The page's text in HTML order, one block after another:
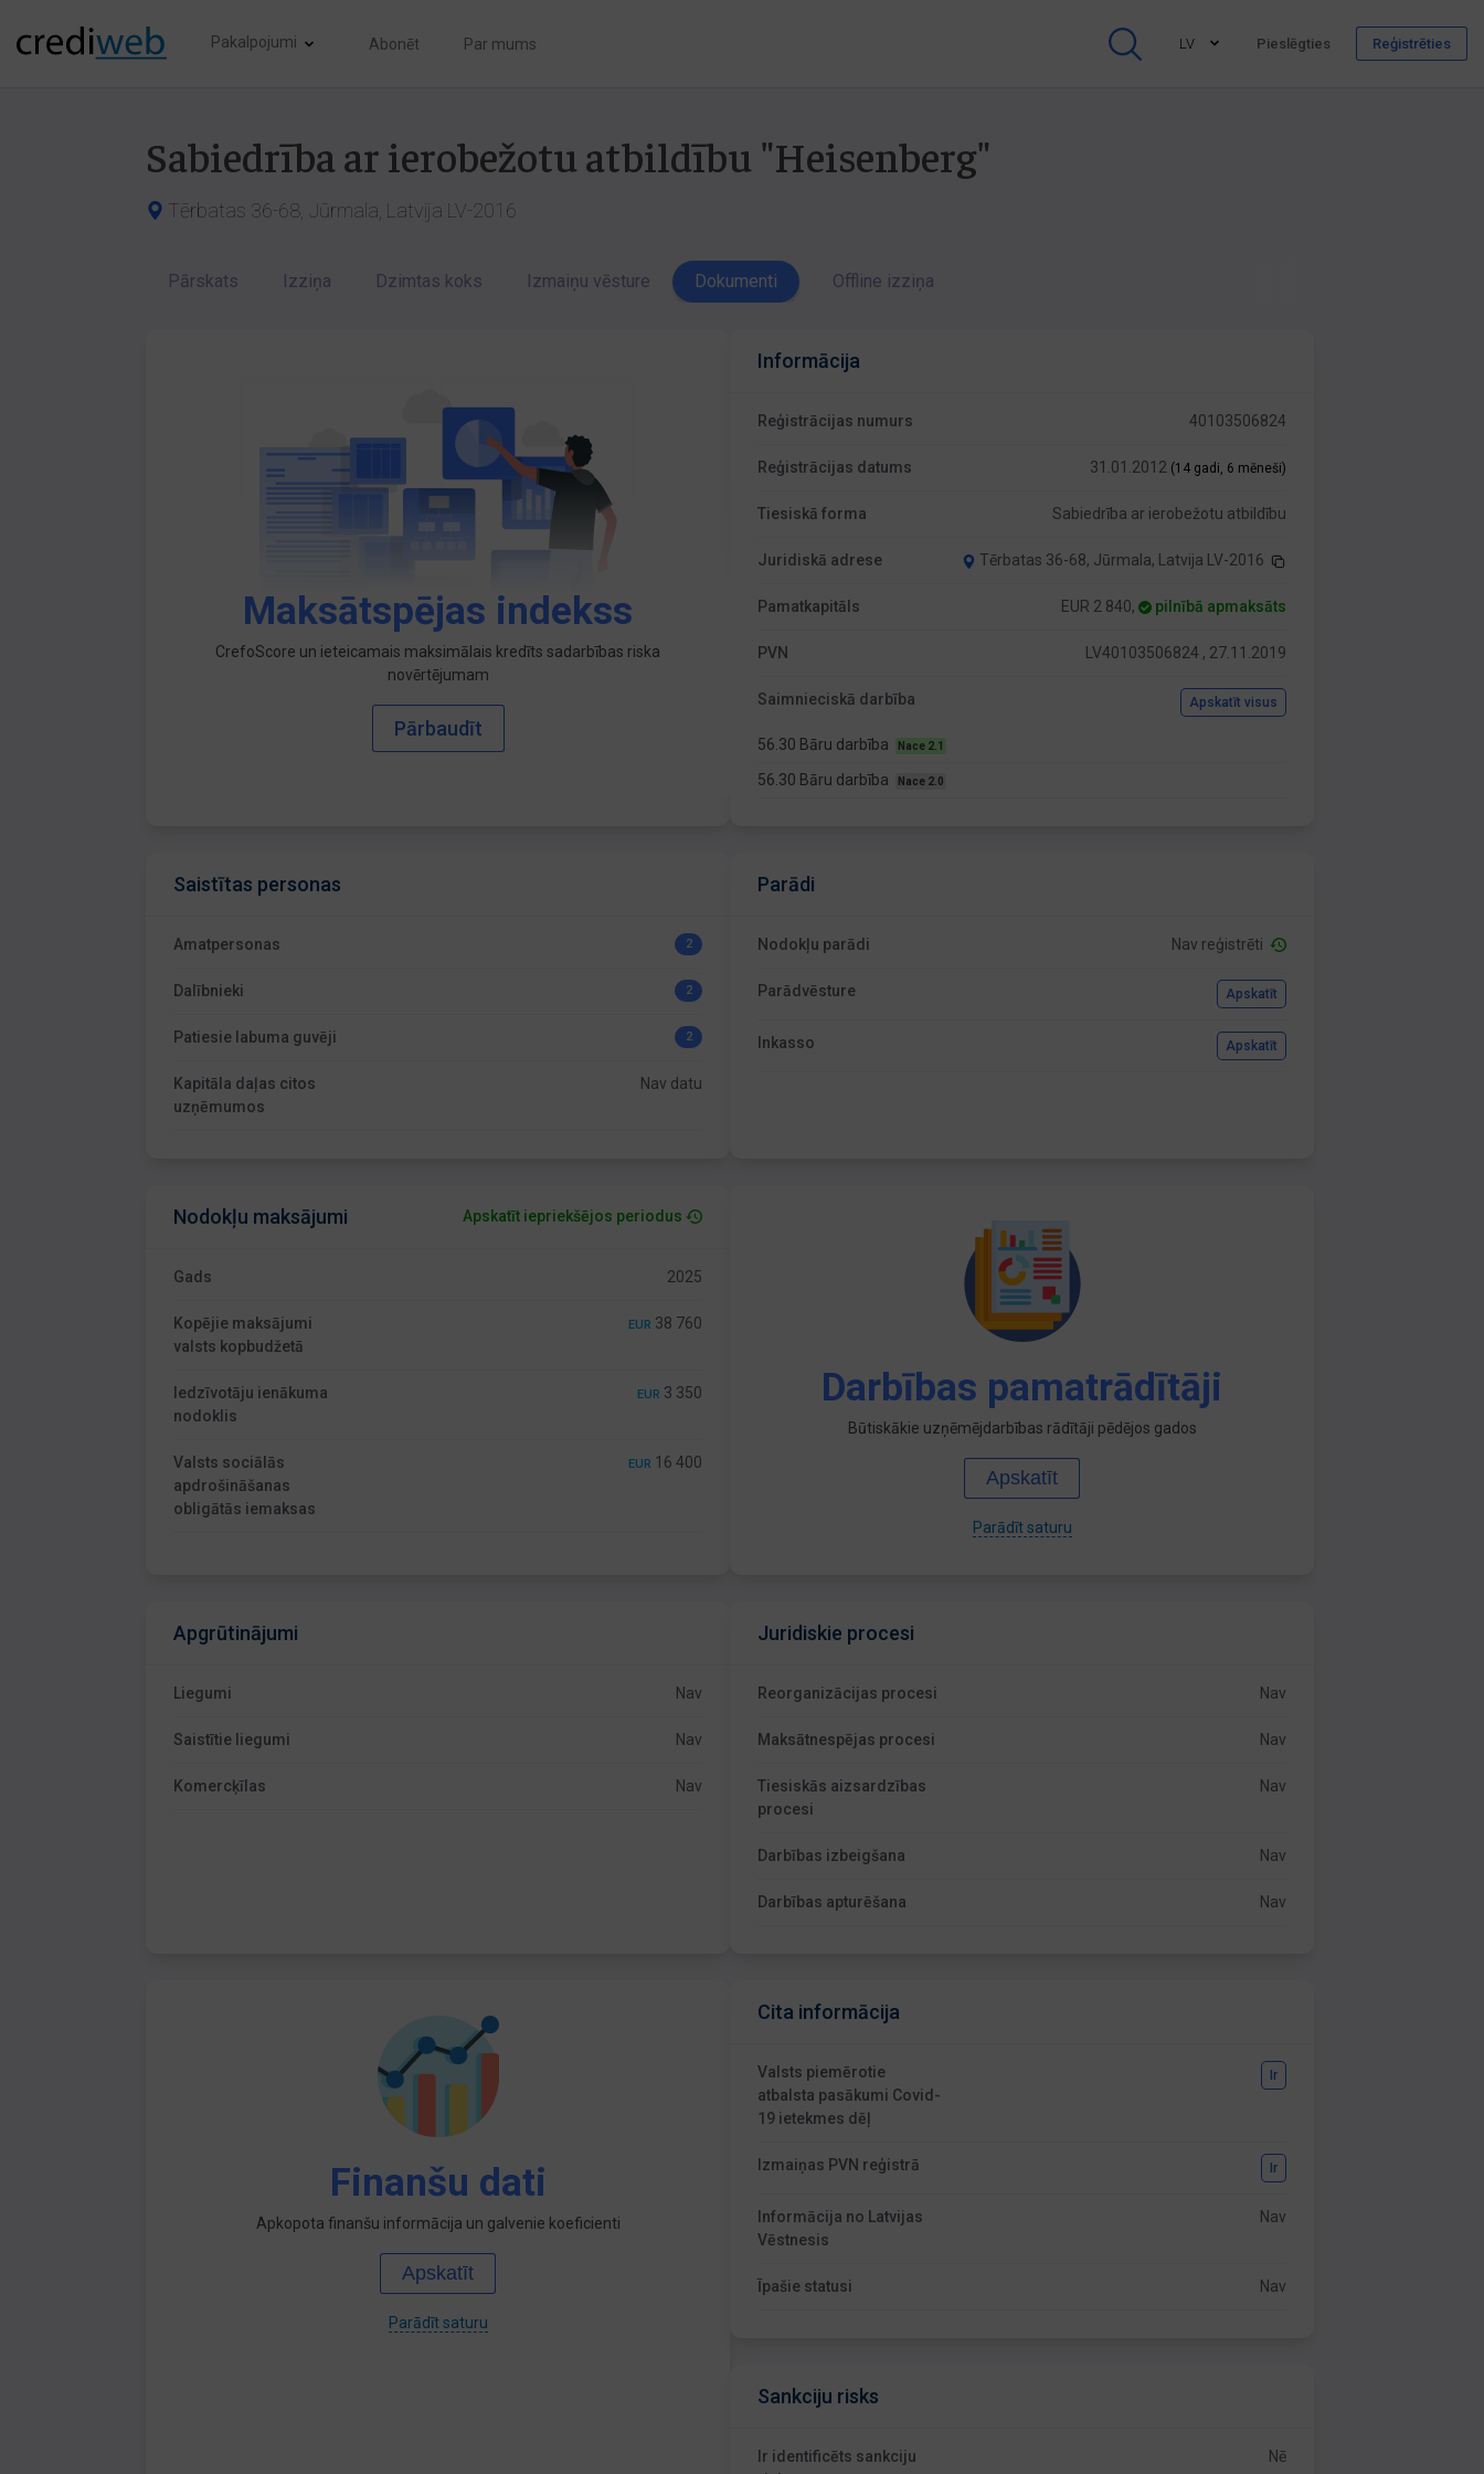
Pakalpojumi Abonēt Par mums LV Pieslēgties Reģistrēties
Sabiedrība ar ierobežotu atbildību "Heisenberg"
Tērbatas 36-68, Jūrmala, Latvija LV-2016
Pārskats Izziņa Dzimtas koks Izmaiņu vēsture Dokumenti Offline izziņa
Maksātspējas indekss
CrefoScore un ieteicamais maksimālais kredīts sadarbības riska
novērtējumam
Pārbaudīt
Informācija
Reģistrācijas numurs 40103506824
Reģistrācijas datums 31.01.2012 (14 gadi, 6 mēneši)
Tiesiskā forma Sabiedrība ar ierobežotu atbildību
Juridiskā adrese Tērbatas 36-68, Jūrmala, Latvija LV-2016
Pamatkapitāls EUR 2 840, pilnībā apmaksāts
PVN LV40103506824 , 27.11.2019
Saimnieciskā darbība Apskatīt visus
56.30 Bāru darbība Nace 2.1
56.30 Bāru darbība Nace 2.0
Saistītas personas
Amatpersonas 2
Dalībnieki 2
Patiesie labuma guvēji 2
Kapitāla daļas citos
uzņēmumos
Nav datu
Parādi
Nodokļu parādi Nav reģistrēti
Parādvēsture Apskatīt
Inkasso Apskatīt
Nodokļu maksājumi Apskatīt iepriekšējos periodus
Gads 2025
Kopējie maksājumi
valsts kopbudžetā
EUR 38 760
Iedzīvotāju ienākuma
nodoklis
EUR 3 350
Valsts sociālās
apdrošināšanas
obligātās iemaksas
EUR 16 400
Darbības pamatrādītāji
Būtiskākie uzņēmējdarbības rādītāji pēdējos gados
Apskatīt
Parādīt saturu
Apgrūtinājumi
Liegumi Nav
Saistītie liegumi Nav
Komercķīlas Nav
Juridiskie procesi
Reorganizācijas procesi Nav
Maksātnespējas procesi Nav
Tiesiskās aizsardzības
procesi
Nav
Darbības izbeigšana Nav
Darbības apturēšana Nav
Finanšu dati
Apkopota finanšu informācija un galvenie koeficienti
Apskatīt
Parādīt saturu
Cita informācija
Valsts piemērotie
atbalsta pasākumi Covid-
19 ietekmes dēļ
Ir
Izmaiņas PVN reģistrā Ir
Informācija no Latvijas
Vēstnesis
Nav
Īpašie statusi Nav
Sankciju risks
Ir identificēts sankciju
Nē